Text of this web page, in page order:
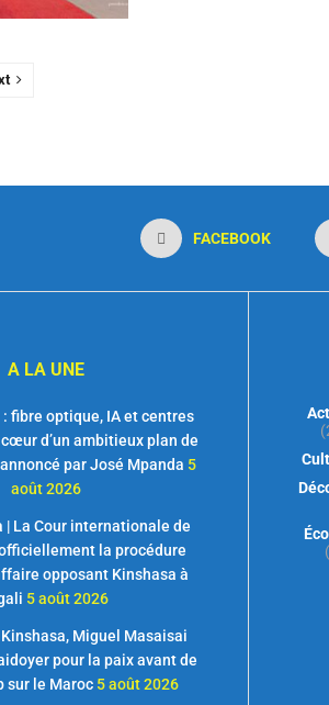
FACEBOOK
A LA UNE
fibre optique, IA et centres
d’un ambitieux plan de
par José Mpanda 5
août 2026
| La Cour internationale de
la procédure
opposant Kinshasa à
5 août 2026
Kinshasa, Miguel Masaisai
pour la paix avant de
sur le Maroc 5 août 2026